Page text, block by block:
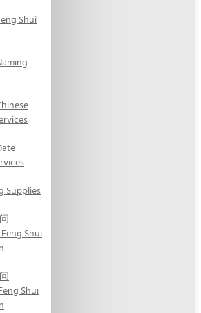
Shui
Supplies
Shui
Shui